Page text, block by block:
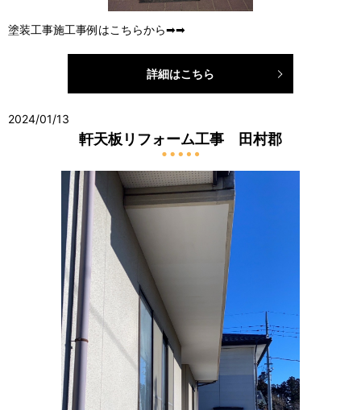
塗装工事施工事例はこちらから➡➡
詳細はこちら
2024/01/13
軒天板リフォーム工事 田村郡